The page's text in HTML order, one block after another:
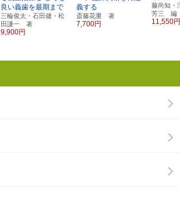
良い義歯を最期まで
三輪俊太・石田健・松
田謙一 著
9,900円
義する
斎藤花重 著
7,700円
藤尚知・
芳三 編
11,550